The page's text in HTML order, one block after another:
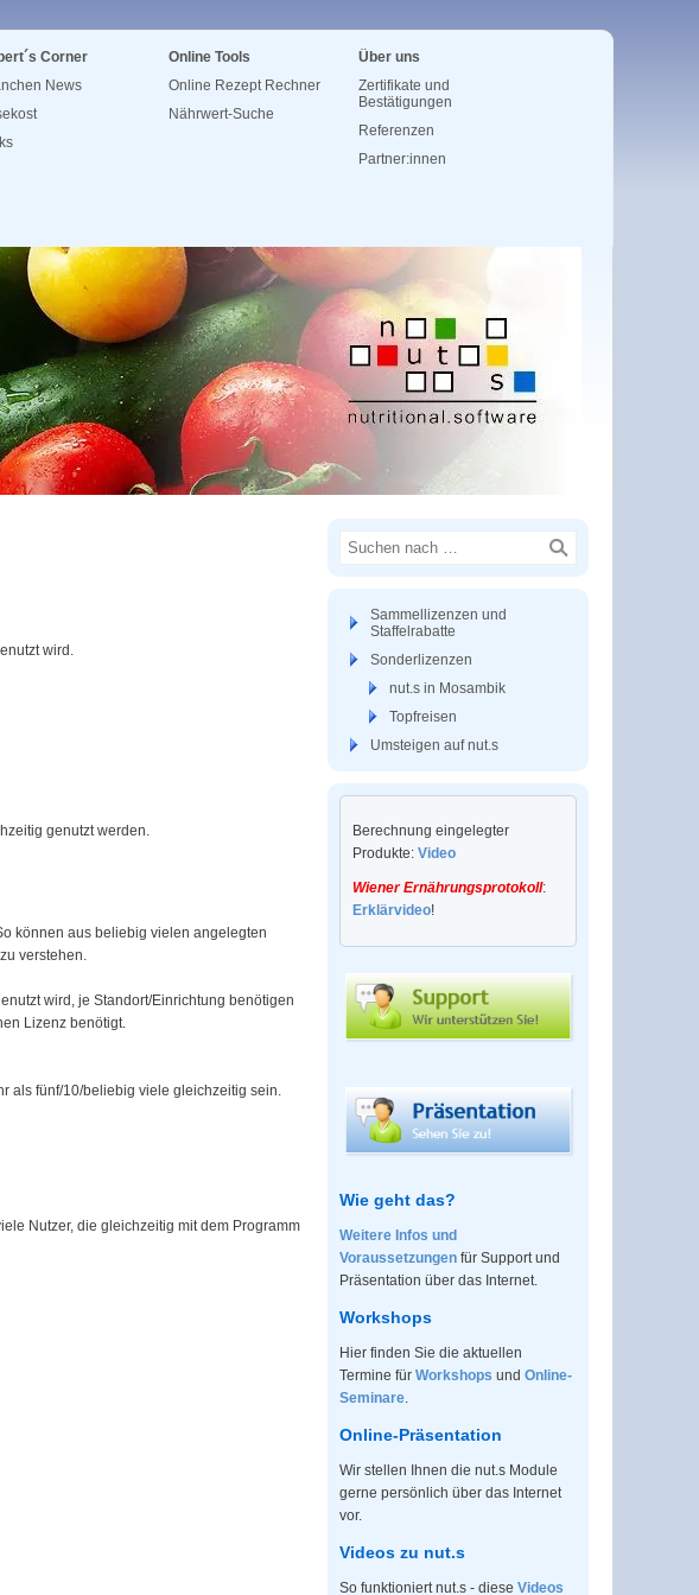
Corner
News
Online Tools
Online Rezept Rechner
Nährwert-Suche
Über uns
Zertifikate und
Bestätigungen
Referenzen
Partner:innen
wird.
genutzt werden.
können aus beliebig vielen angelegten
verstehen.
wird, je Standort/Einrichtung benötigen
Lizenz benötigt.
als fünf/10/beliebig viele gleichzeitig sein.
Nutzer, die gleichzeitig mit dem Programm
Sammellizenzen und
Staffelrabatte
Sonderlizenzen
nut.s in Mosambik
Topfreisen
Umsteigen auf nut.s
Berechnung eingelegter
Produkte: Video
Wiener Ernährungsprotokoll:
Erklärvideo!
Wie geht das?
Weitere Infos und
Voraussetzungen für Support und
Präsentation über das Internet.
Workshops
Hier finden Sie die aktuellen
Termine für Workshops und Online-
Seminare.
Online-Präsentation
Wir stellen Ihnen die nut.s Module
gerne persönlich über das Internet
vor.
Videos zu nut.s
So funktioniert nut.s - diese Videos